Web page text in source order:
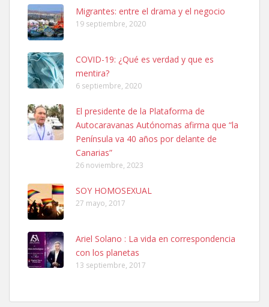
Leales.org » Gran Canaria
Ninfa perdida
El día 5 se los perdió una ninfa papillera, asustada tiene miedo a la
calle, se perdió por la zon...
Leales.org » Gran Canaria
6.7.2025
Adopcion
Busco casa de acogida para mi perrita ya que por temas de trabajo
no la puedo tener. Solo gente r...
Migrantes: entre el drama y el negocio
19 septiembre, 2020
COVID-19: ¿Qué es verdad y que es
mentira?
6 septiembre, 2020
El presidente de la Plataforma de
Autocaravanas Autónomas afirma que “la
Península va 40 años por delante de
Canarias”
26 noviembre, 2023
SOY HOMOSEXUAL
27 mayo, 2017
Ariel Solano : La vida en correspondencia
con los planetas
13 septiembre, 2017